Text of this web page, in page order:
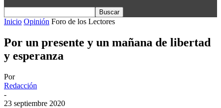
Inicio Opinión Foro de los Lectores
Por un presente y un mañana de libertad
y esperanza
Por
Redacción
-
23 septiembre 2020